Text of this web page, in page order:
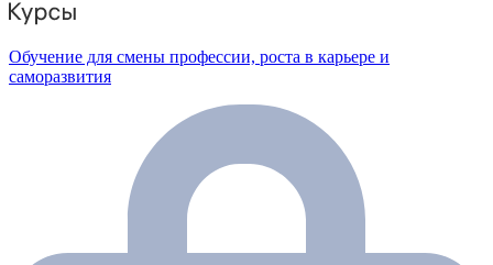
Обучение для смены профессии, роста в карьере и
саморазвития